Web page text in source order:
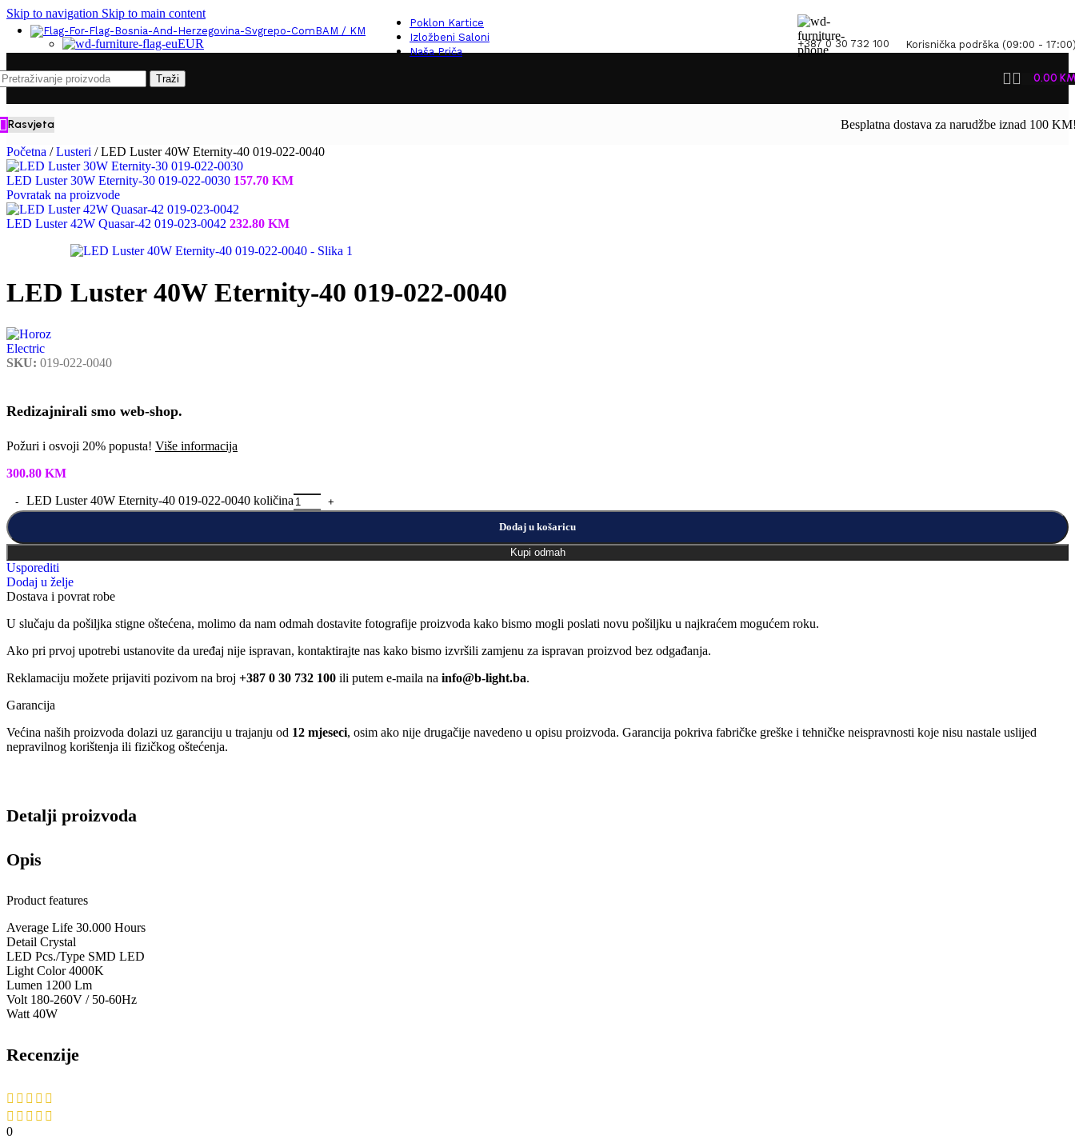
Skip to navigation Skip to main content
BAM / KM
EUR
Poklon Kartice
Izložbeni Saloni
Naša Priča
+387 0 30 732 100 Korisnička podrška (09:00 -
Traži 0.00
Rasvjeta Besplatna dostava za narudžbe iznad 100
Početna / Lusteri / LED Luster 40W Eternity-40 019-022-0040
LED Luster 30W Eternity-30 019-022-0030 157.70 KM
Povratak na proizvode
LED Luster 42W Quasar-42 019-023-0042 232.80 KM
LED Luster 40W Eternity-40 019-022-0040
SKU: 019-022-0040
Redizajnirali smo web-shop.
Požuri i osvoji 20% popusta! Više informacija
300.80 KM
LED Luster 40W Eternity-40 019-022-0040 količina
Dodaj u košaricu
Kupi odmah
Usporediti
Dodaj u želje
Dostava i povrat robe
U slučaju da pošiljka stigne oštećena, molimo da nam odmah dostavite fotografije proizvoda kako bismo mogli poslati novu pošiljku u najkraćem mogućem roku.
Ako pri prvoj upotrebi ustanovite da uređaj nije ispravan, kontaktirajte nas kako bismo izvršili zamjenu za ispravan proizvod bez odgađanja.
Reklamaciju možete prijaviti pozivom na broj +387 0 30 732 100 ili putem e-maila na info@b-light.ba.
Garancija
Većina naših proizvoda dolazi uz garanciju u trajanju od 12 mjeseci, osim ako nije drugačije navedeno u opisu proizvoda. Garancija pokriva fabričke greške i tehničke neispravnosti koje nisu nastale uslijed
nepravilnog korištenja ili fizičkog oštećenja.
Detalji proizvoda
Opis
Product features
Average Life 30.000 Hours
Detail Crystal
LED Pcs./Type SMD LED
Light Color 4000K
Lumen 1200 Lm
Volt 180-260V / 50-60Hz
Watt 40W
Recenzije
0